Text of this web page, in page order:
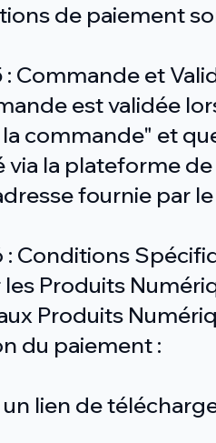
de paiement
: Commande et
est validée
commande" et
via la plateforme
fournie par
: Conditions
les Produits
Produits
du paiement :
lien de